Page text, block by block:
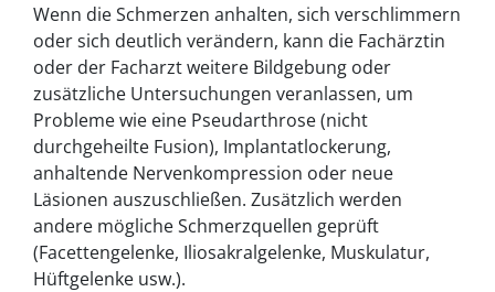
Wenn die Schmerzen anhalten, sich verschlimmern
oder sich deutlich verändern, kann die Fachärztin
oder der Facharzt weitere Bildgebung oder
zusätzliche Untersuchungen veranlassen, um
Probleme wie eine Pseudarthrose (nicht
durchgeheilte Fusion), Implantatlockerung,
anhaltende Nervenkompression oder neue
Läsionen auszuschließen. Zusätzlich werden
andere mögliche Schmerzquellen geprüft
(Facettengelenke, Iliosakralgelenke, Muskulatur,
Hüftgelenke usw.).